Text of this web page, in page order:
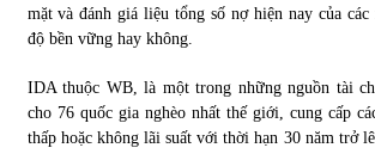
13/10/2021
mặt và đánh giá liệu tổng số nợ hiện nay của
độ bền vững hay không.
IDA thuộc WB, là một trong những nguồn tài
cho 76 quốc gia nghèo nhất thế giới, cung cấp
thấp hoặc không lãi suất với thời hạn 30 năm trở